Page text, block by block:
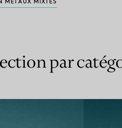
MÉTAUX MIXTES
par